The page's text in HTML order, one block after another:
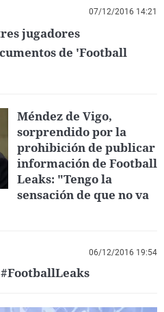
07/12/2016 14:21
jugadores
de 'Football
Méndez de Vigo,
sorprendido por la
prohibición de publicar
información de Football
Leaks: "Tengo la
sensación de que no va
06/12/2016 19:54